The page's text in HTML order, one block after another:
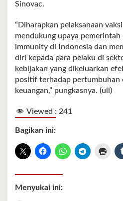
Sinovac.
“Diharapkan pelaksanaan
mendukung upaya pemerintah
immunity di Indonesia dan
diri kepada para pelaku di
kebijakan yang dikeluarkan
positif terhadap pertumbuhan
keuangan,” pungkasnya. (uli)
Viewed : 241
Bagikan ini:
Menyukai ini: